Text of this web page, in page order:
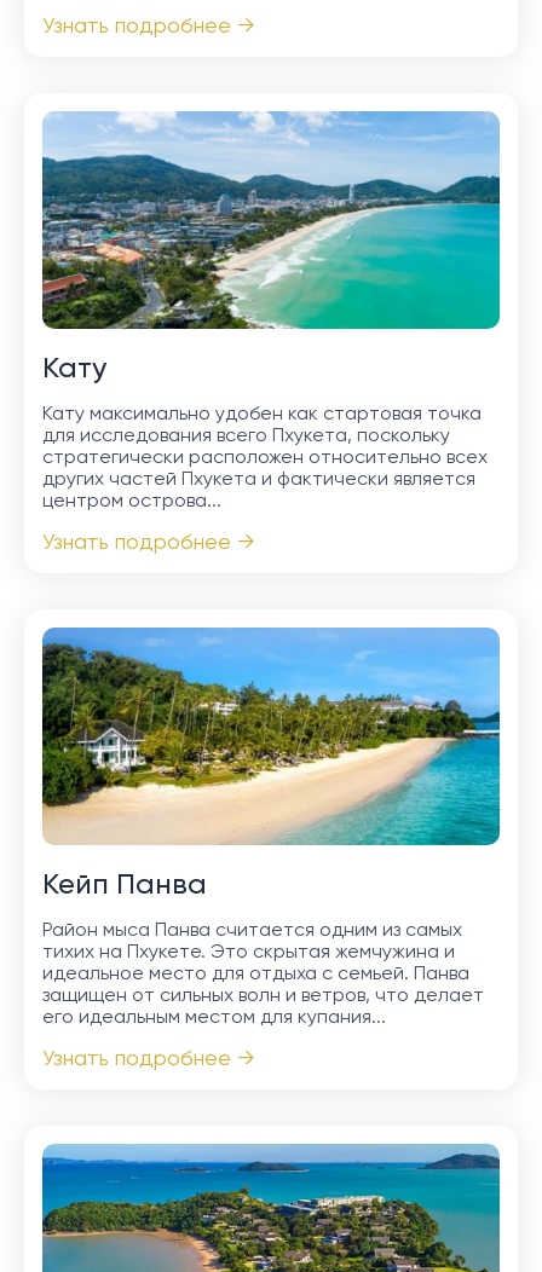
Узнать подробнее →
Кату
Кату максимально удобен как стартовая точка
для исследования всего Пхукета, поскольку
стратегически расположен относительно всех
других частей Пхукета и фактически является
центром острова...
Узнать подробнее →
Кейп Панва
Район мыса Панва считается одним из самых
тихих на Пхукете. Это скрытая жемчужина и
идеальное место для отдыха с семьей. Панва
защищен от сильных волн и ветров, что делает
его идеальным местом для купания...
Узнать подробнее →